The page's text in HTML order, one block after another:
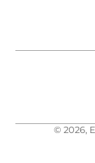
© 2026,